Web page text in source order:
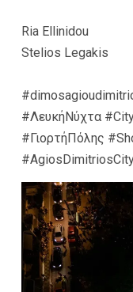
Ria Ellinidou
Stelios Legakis
#ΛευκήΝύχτα
#ΓιορτήΠόλης